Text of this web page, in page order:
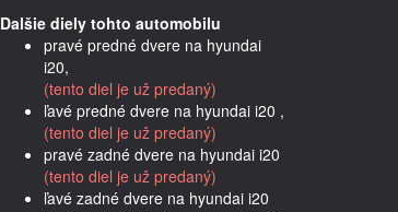
Dalšie diely tohto automobilu
pravé predné dvere na hyundai
i20,
(tento diel je už predaný)
ľavé predné dvere na hyundai i20 ,
(tento diel je už predaný)
pravé zadné dvere na hyundai i20
(tento diel je už predaný)
ľavé zadné dvere na hyundai i20